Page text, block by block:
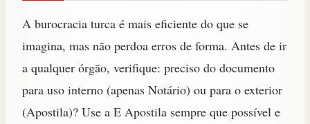
A burocracia turca é mais eficiente do que se
imagina, mas não perdoa erros de forma. Antes de ir
a qualquer órgão, verifique: preciso do documento
para uso interno (apenas Notário) ou para o exterior
(Apostila)? Use a E Apostila sempre que possível e